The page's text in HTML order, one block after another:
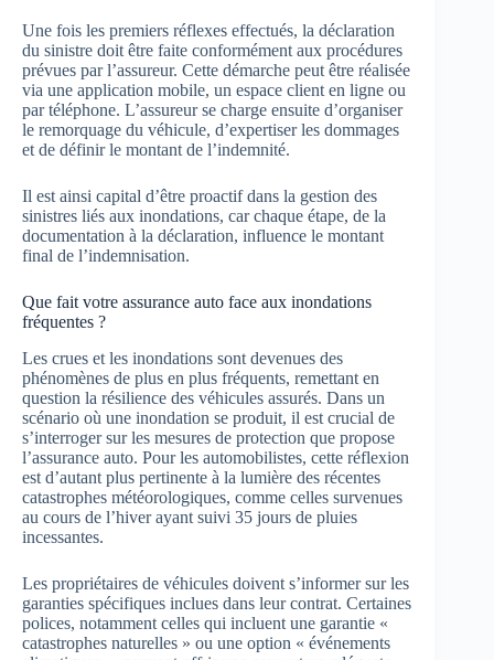
Une fois les premiers réflexes effectués, la déclaration
du sinistre doit être faite conformément aux procédures
prévues par l’assureur. Cette démarche peut être réalisée
via une application mobile, un espace client en ligne ou
par téléphone. L’assureur se charge ensuite d’organiser
le remorquage du véhicule, d’expertiser les dommages
et de définir le montant de l’indemnité.
Il est ainsi capital d’être proactif dans la gestion des
sinistres liés aux inondations, car chaque étape, de la
documentation à la déclaration, influence le montant
final de l’indemnisation.
Que fait votre assurance auto face aux inondations
fréquentes ?
Les crues et les inondations sont devenues des
phénomènes de plus en plus fréquents, remettant en
question la résilience des véhicules assurés. Dans un
scénario où une inondation se produit, il est crucial de
s’interroger sur les mesures de protection que propose
l’assurance auto. Pour les automobilistes, cette réflexion
est d’autant plus pertinente à la lumière des récentes
catastrophes météorologiques, comme celles survenues
au cours de l’hiver ayant suivi 35 jours de pluies
incessantes.
Les propriétaires de véhicules doivent s’informer sur les
garanties spécifiques inclues dans leur contrat. Certaines
polices, notamment celles qui incluent une garantie «
catastrophes naturelles » ou une option « événements